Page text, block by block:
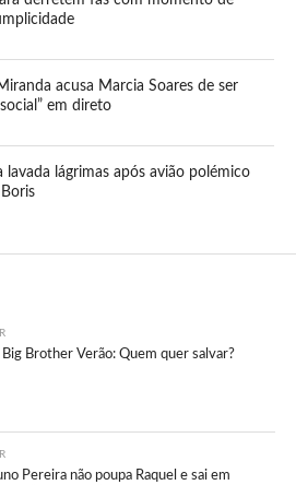
acusa Marcia Soares de ser
em direto
lavada lágrimas após avião polémico
Big Brother Verão: Quem quer salvar?
Pereira não poupa Raquel e sai em